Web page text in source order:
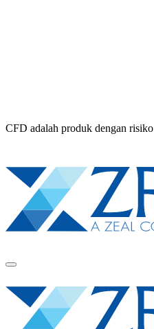
CFD adalah produk dengan